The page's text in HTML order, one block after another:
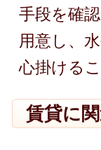
手段を確
用意し、
心掛ける
賃貸に